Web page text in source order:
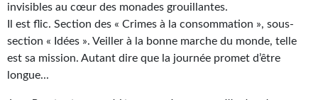
PLUS
À paraître
Revue de presse
invisibles au cœur des monades grouillantes.
Il est flic. Section des « Crimes à la consommation », sous-
section « Idées ». Veiller à la bonne marche du monde, telle
est sa mission. Autant dire que la journée promet d’être
longue...